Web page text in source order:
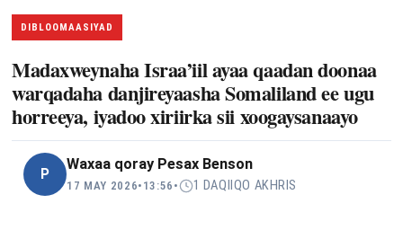
DIBLOOMAASIYAD
Madaxweynaha Israa’iil ayaa qaadan doonaa
warqadaha danjireyaasha Somaliland ee ugu
horreeya, iyadoo xiriirka sii xoogaysanaayo
P
Waxaa qoray Pesax Benson
17 MAY 2026• 13:56 • 1 DAQIIQO AKHRIS